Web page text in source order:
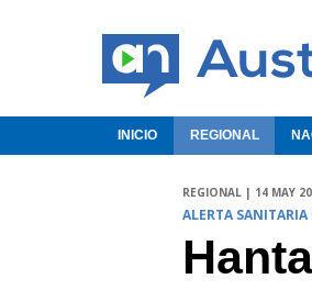
INICIO REGIONAL
REGIONAL | 14 MAY
ALERTA